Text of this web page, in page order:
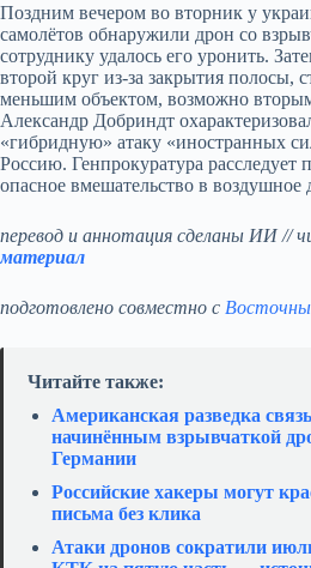
Поздним вечером во вторник у
самолётов обнаружили дрон со
сотруднику удалось его уронить.
второй круг из‑за закрытия полосы,
меньшим объектом, возможно
Александр Добриндт
«гибридную» атаку «иностранных
Россию. Генпрокуратура расследует
опасное вмешательство в воздушное
перевод и аннотация сделаны ИИ //
материал
подготовлено совместно с
Читайте также:
Американская разведка
начинённым взрывчаткой
Германии
Российские хакеры могут
письма без клика
Атаки дронов сократили